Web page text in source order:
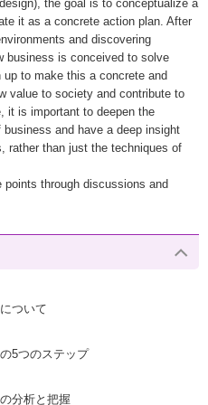
the goal is to conceptualize a
it as a concrete action plan. After
and discovering
business is conceived to solve
to make this a concrete and
value to society and contribute to
it is important to deepen the
and have a deep insight
rather than just the techniques of
through discussions and
ついて
5つのステップ
分析と把握